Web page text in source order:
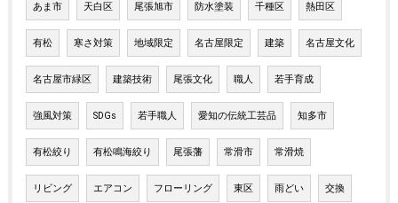
あま市 天白区 尾張旭市 防水塗装 千種区 熱田区
有松 寒さ対策 地域限定 名古屋限定 建築 名古屋文化
名古屋市緑区 建築技術 尾張文化 職人 若手育成
強風対策 SDGs 若手職人 愛知の伝統工芸品 知多市
有松絞り 有松鳴海絞り 尾張藩 常滑市 常滑焼
リビング エアコン フローリング 東区 雨どい 交換